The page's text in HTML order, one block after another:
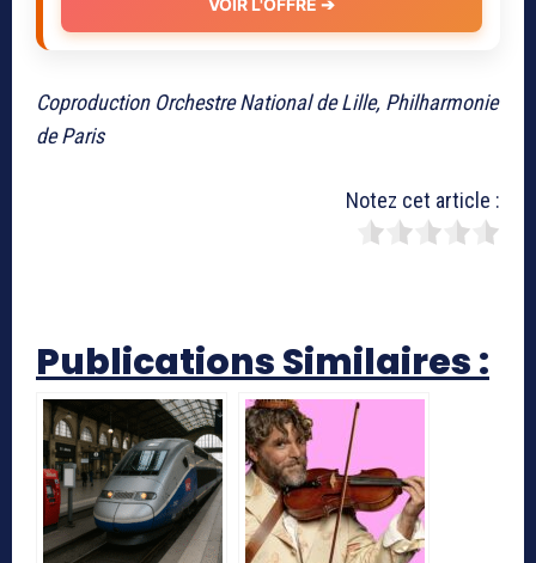
Coproduction Orchestre National de Lille, Philharmonie
de Paris
Notez cet article :
Publications Similaires :